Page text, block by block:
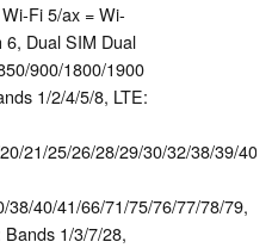
Fi 5/ax = Wi-
Dual SIM Dual
900/1800/1900
1/2/4/5/8, LTE:
21/25/26/28/29/30/32/38/39/40/
40/41/66/71/75/76/77/78/79,
Bands 1/3/7/28,